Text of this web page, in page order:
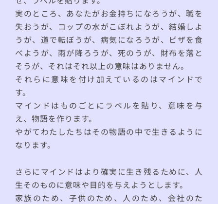
実のところ、あなたがお金持ちになろうが、職を
失おうが、コップの水がこぼれようが、結婚しよ
うが、道で転ぼうが、病気になろうが、ピザを食
べようが、雨が降ろうが、死のうが、財布を落と
そうが、それはそれ以上の意味はありません。
それらに意味を付け加えているのはマインドで
す。
マインドはものごとにラベルを貼り、意味を与
え、物語を作ります。
やがてわたしたちはその物語の中で生きるように
なります。
さらにマインドはより確実に生き残るために、人
生そのものに意味や目的を与えようとします。
家族のため、子供のため、人のため、会社のた